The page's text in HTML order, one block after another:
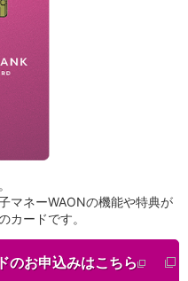
マネーWAONの機能や特典が
カードです。
のお申込みはこちら